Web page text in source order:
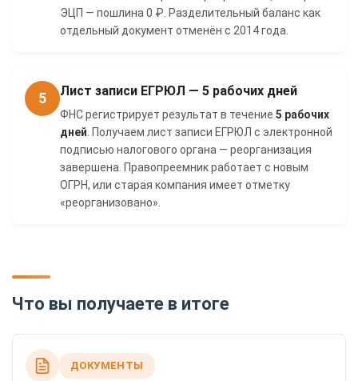
ЭЦП — пошлина 0 ₽. Разделительный баланс как
отдельный документ отменён с 2014 года.
5 Лист записи ЕГРЮЛ — 5 рабочих дней
ФНС регистрирует результат в течение 5 рабочих
дней . Получаем лист записи ЕГРЮЛ с электронной
подписью налогового органа — реорганизация
завершена. Правопреемник работает с новым
ОГРН, или старая компания имеет отметку
«реорганизовано».
Что вы получаете в итоге
ДОКУМЕНТЫ